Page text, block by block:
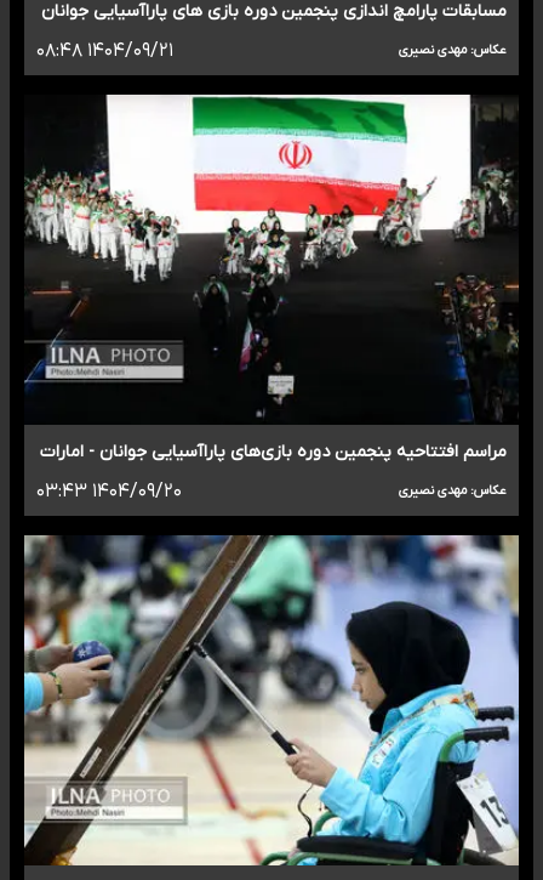
مسابقات پارامچ اندازی پنجمین دوره بازی های پاراآسیایی جوانان
عکاس: مهدی نصیری ۱۴۰۴/۰۹/۲۱ ۰۸:۴۸
مراسم افتتاحیه پنجمین دوره بازی‌های پاراآسیایی جوانان - امارات
عکاس: مهدی نصیری ۱۴۰۴/۰۹/۲۰ ۰۳:۴۳